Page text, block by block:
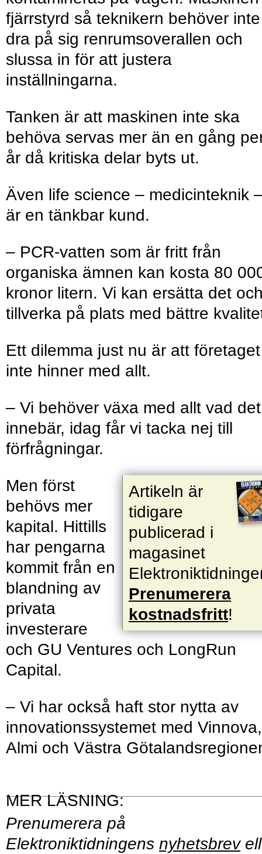
fjärrstyrd så ­teknikern behöver inte
dra på sig renrumsoverallen och
slussa in för att justera
inställningarna.
Tanken är att maskinen inte ska
behöva servas mer än en gång
år då kritiska delar byts ut.
Även life science – medicin­teknik
är en tänkbar kund.
– PCR-vatten som är fritt från
organiska ämnen kan kosta 80
kronor litern. Vi kan ersätta det
tillverka på plats med bättre
Ett dilemma just nu är att företaget
inte hinner med allt.
– Vi behöver växa med allt vad det
innebär, idag får vi tacka nej till
förfrågningar.
Artikeln är
tidigare
publicerad i
magasinet
Prenumerera
kostnadsfritt!
Men först
behövs mer
kapital. Hittills
har pengarna
kommit från en
blandning av
privata
investerare
och GU Ventures och LongRun
Capital.
– Vi har också haft stor nytta av
innovationssystemet med Vinnova,
Almi och Västra
Prenumerera på
Elektroniktidningens nyhetsbrev